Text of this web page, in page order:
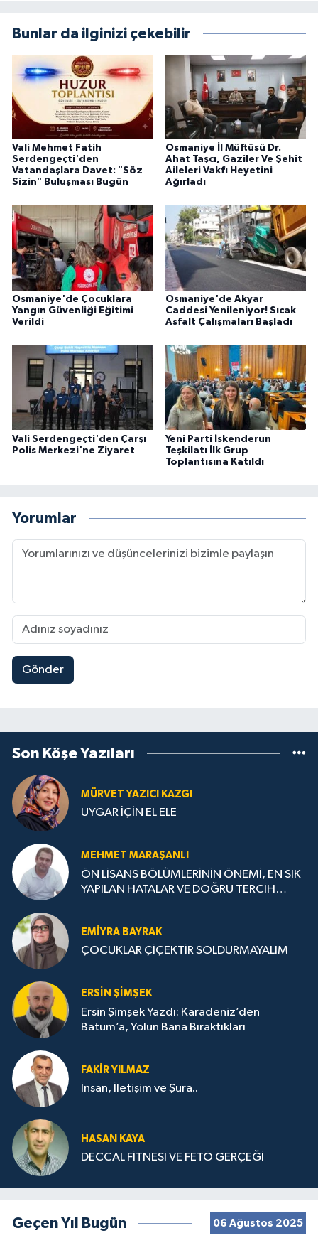
Bunlar da ilginizi çekebilir
Vali Mehmet Fatih
Serdengeçti'den
Vatandaşlara Davet: "Söz
Sizin" Buluşması Bugün
Osmaniye İl Müftüsü Dr.
Ahat Taşcı, Gaziler Ve Şehit
Aileleri Vakfı Heyetini
Ağırladı
Osmaniye'de Çocuklara
Yangın Güvenliği Eğitimi
Verildi
Osmaniye'de Akyar
Caddesi Yenileniyor! Sıcak
Asfalt Çalışmaları Başladı
Vali Serdengeçti'den Çarşı
Polis Merkezi'ne Ziyaret
Yeni Parti İskenderun
Teşkilatı İlk Grup
Toplantısına Katıldı
Yorumlar
Gönder
Son Köşe Yazıları
MÜRVET YAZICI KAZGI
UYGAR İÇİN EL ELE
MEHMET MARAŞANLI
ÖN LİSANS BÖLÜMLERİNİN ÖNEMİ, EN SIK
YAPILAN HATALAR VE DOĞRU TERCİH
EMIYRA BAYRAK
ÇOCUKLAR ÇİÇEKTİR SOLDURMAYALIM
ERSIN ŞIMŞEK
Ersin Şimşek Yazdı: Karadeniz’den
Batum’a, Yolun Bana Bıraktıkları
FAKIR YILMAZ
İnsan, İletişim ve Şura..
HASAN KAYA
DECCAL FİTNESİ VE FETÖ GERÇEĞİ
Geçen Yıl Bugün 06 Ağustos 2025